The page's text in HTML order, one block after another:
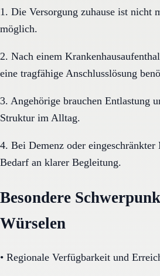
1. Die Versorgung zuhause ist nicht
möglich.
2. Nach einem
eine tragfähige Anschlusslösung
3. Angehörige brauchen Entlastung
Struktur im Alltag.
4. Bei Demenz oder
Bedarf an klarer Begleitung.
Besondere
Würselen
• Regionale Verfügbarkeit und